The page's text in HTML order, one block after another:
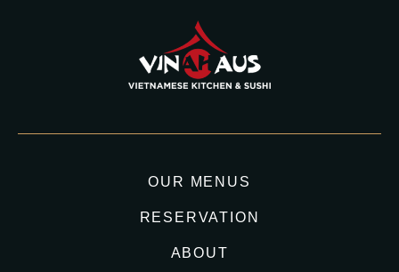
OUR MENUS
RESERVATION
ABOUT